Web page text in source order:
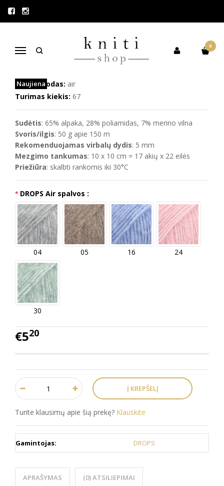
Navigacija
0
Pagrindinis
DROPS AIR (ALPAKA, MERINO
VILNA)
Naujiena
Prekės kodas: air
Turimas kiekis: 67
Sudėtis: 65% alpaka, 28% poliamidas, 7% merino vilna
Svoris/ilgis: 50 g apie 150 m
Rekomenduojamas virbalų dydis: 5 mm
Mezgimo tankumas: 10 x 10 cm = 17 akių x 22 eilės
Priežiūra: skalbti rankomis iki 30°C
DROPS Air spalvos :
04 05 16 24
30
€520
Turite klausimų apie šią prekę? Klauskite
Gamintojas: DROPS
APRAŠYMAS (0) ATSILIEPIMAI